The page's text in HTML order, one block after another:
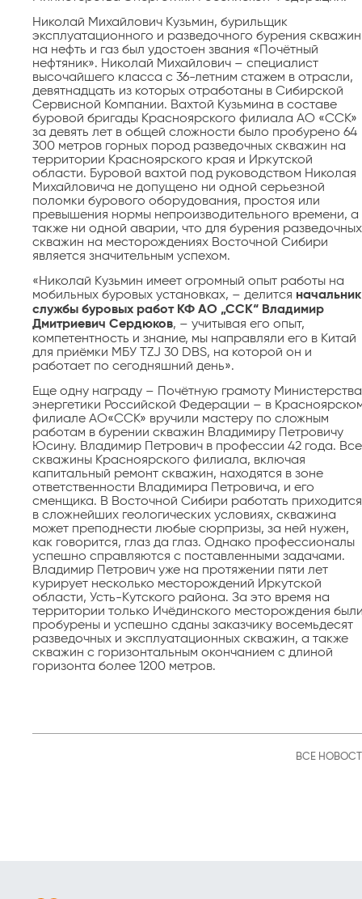
Николай Михайлович Кузьмин, бурильщик
эксплуатационного и разведочного бурения скважин
на нефть и газ был удостоен звания «Почётный
нефтяник». Николай Михайлович – специалист
высочайшего класса с 36-летним стажем в отрасли,
девятнадцать из которых отработаны в Сибирской
Сервисной Компании. Вахтой Кузьмина в составе
буровой бригады Красноярского филиала АО «ССК»
за девять лет в общей сложности было пробурено 64
300 метров горных пород разведочных скважин на
территории Красноярского края и Иркутской
области. Буровой вахтой под руководством Николая
Михайловича не допущено ни одной серьезной
поломки бурового оборудования, простоя или
превышения нормы непроизводительного времени, а
также ни одной аварии, что для бурения разведочных
скважин на месторождениях Восточной Сибири
является значительным успехом.
«Николай Кузьмин имеет огромный опыт работы на
мобильных буровых установках, – делится начальник
службы буровых работ КФ АО „ССК“ Владимир
Дмитриевич Сердюков, – учитывая его опыт,
компетентность и знание, мы направляли его в Китай
для приёмки МБУ TZJ 30 DBS, на которой он и
работает по сегодняшний день».
Еще одну награду – Почётную грамоту Министерства
энергетики Российской Федерации – в
филиале АО«ССК» вручили мастеру по сложным
работам в бурении скважин Владимиру Петровичу
Юсину. Владимир Петрович в профессии 42 года. Все
скважины Красноярского филиала, включая
капитальный ремонт скважин, находятся в зоне
ответственности Владимира Петровича, и его
сменщика. В Восточной Сибири работать приходится
в сложнейших геологических условиях, скважина
может преподнести любые сюрпризы, за ней нужен,
как говорится, глаз да глаз. Однако профессионалы
успешно справляются с поставленными задачами.
Владимир Петрович уже на протяжении пяти лет
курирует несколько месторождений Иркутской
области, Усть-Кутского района. За это время на
территории только Ичёдинского месторождения
пробурены и успешно сданы заказчику восемьдесят
разведочных и эксплуатационных скважин, а также
скважин с горизонтальным окончанием с длиной
горизонта более 1200 метров.
ВСЕ